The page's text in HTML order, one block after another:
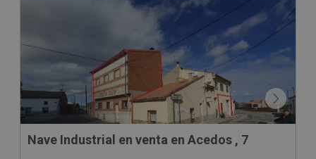
Nave Industrial en venta en Acedos , 7